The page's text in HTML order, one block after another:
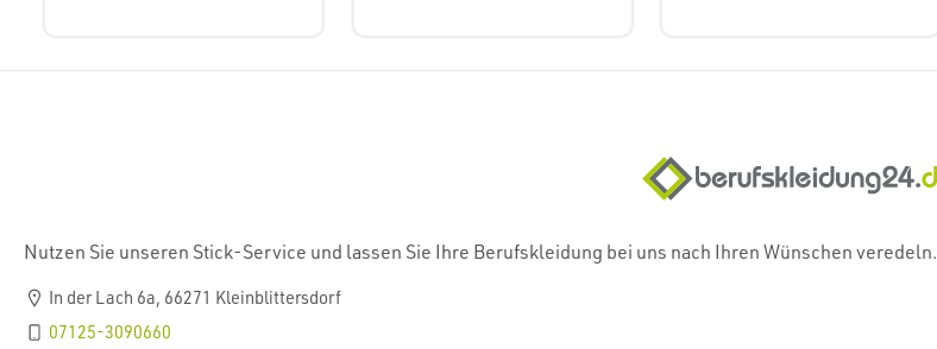
Nutzen Sie unseren Stick-Service und lassen Sie Ihre Berufskleidung bei uns nach Ihren Wünschen veredeln.
In der Lach 6a, 66271 Kleinblittersdorf
07125-3090660